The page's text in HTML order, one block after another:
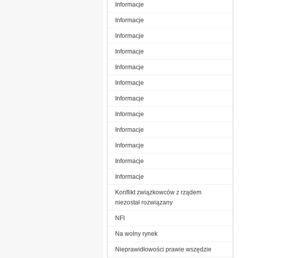
Informacje
Informacje
Informacje
Informacje
Informacje
Informacje
Informacje
Informacje
Informacje
Informacje
Informacje
Informacje
Konflikt związkowców z rządem
niezostał rozwiązany
NFI
Na wolny rynek
Nieprawidłowości prawie wszędzie